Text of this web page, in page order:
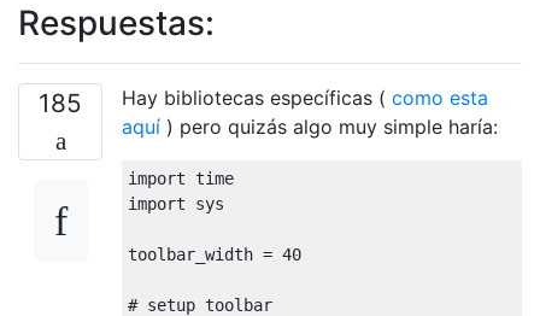
Respuestas:
185 Hay bibliotecas específicas ( como esta
aquí ) pero quizás algo muy simple haría:
import time
import sys
toolbar_width = 40
# setup toolbar